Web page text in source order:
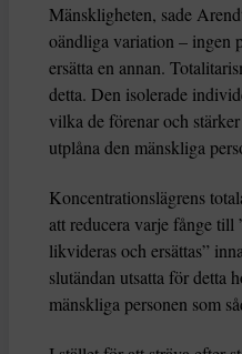
Mänskligheten, sade
oändliga variation – ingen
ersätta en annan.
detta. Den isolerade
vilka de förenar och
utplåna den mänskliga
Koncentrationslägrens
att reducera varje fånge till
likvideras och ersättas”
slutändan utsatta för detta
mänskliga personen som